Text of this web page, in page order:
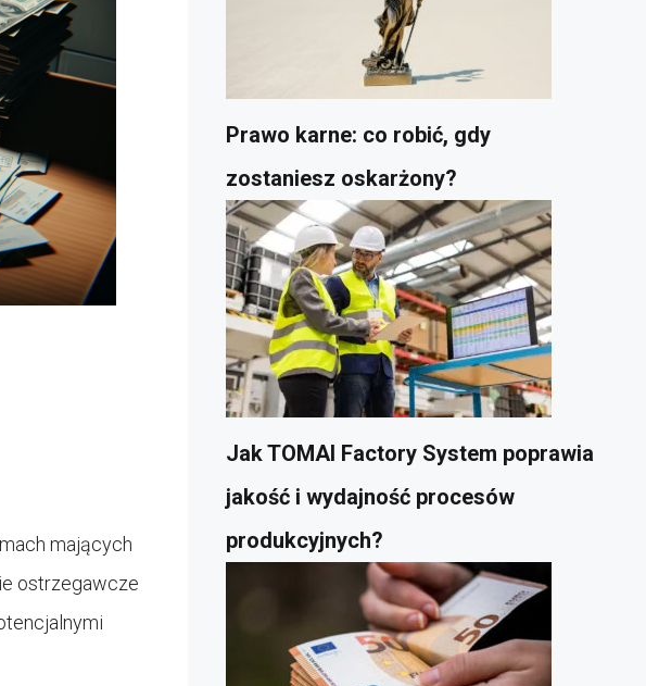
mających
ostrzegawcze
Prawo karne: co robić, gdy
zostaniesz oskarżony?
Jak TOMAI Factory System poprawia
jakość i wydajność procesów
produkcyjnych?